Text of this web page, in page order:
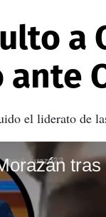
a
ante
el liderato de